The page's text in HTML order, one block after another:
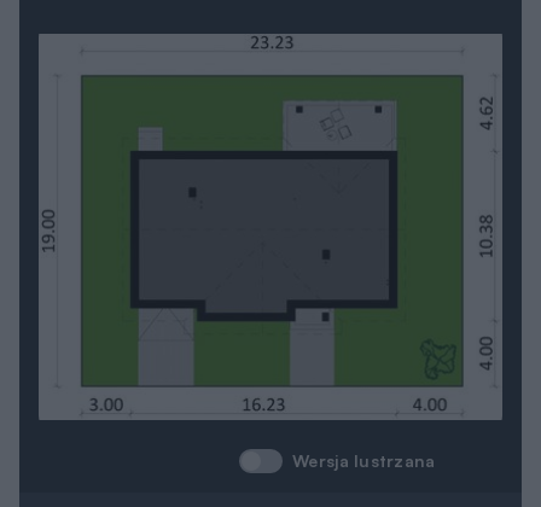
Wersja lustrzana